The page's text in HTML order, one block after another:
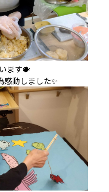
います🐡
感動しました✨